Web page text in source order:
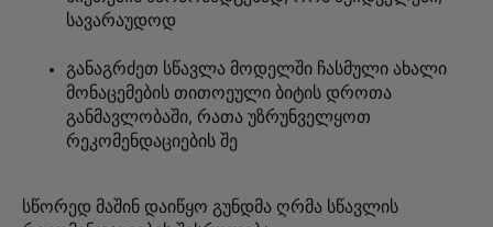
სავარაუდოდ
განაგრძეთ სწავლა მოდელში ჩასმული ახალი
მონაცემების თითოეული ბიტის დროთა
განმავლობაში, რათა უზრუნველყოთ
რეკომენდაციების შე
სწორედ მაშინ დაიწყო გუნდმა ღრმა სწავლის